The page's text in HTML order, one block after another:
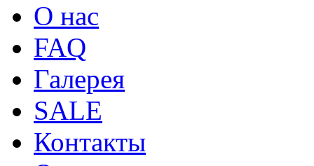
О нас
FAQ
Галерея
SALE
Контакты